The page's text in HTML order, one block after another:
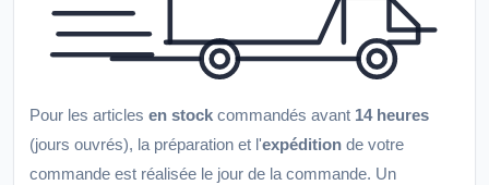
Pour les articles en stock commandés avant 14 heures
(jours ouvrés), la préparation et l'expédition de votre
commande est réalisée le jour de la commande. Un